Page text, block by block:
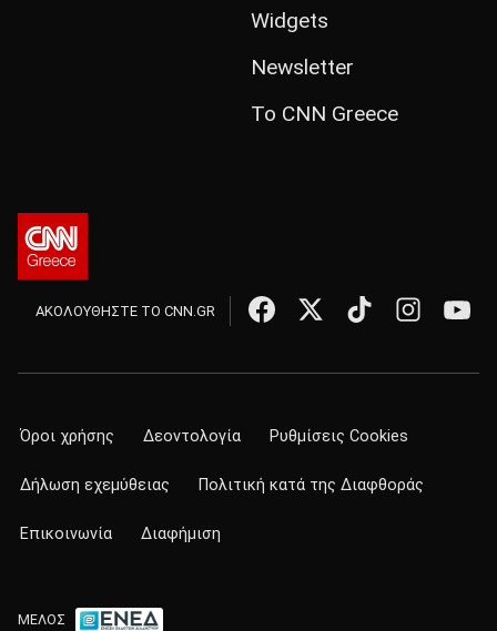
Widgets
Newsletter
Το CNN Greece
ΑΚΟΛΟΥΘΗΣΤΕ ΤΟ CNN.GR
Όροι χρήσης Δεοντολογία Ρυθμίσεις Cookies
Δήλωση εχεμύθειας Πολιτική κατά της Διαφθοράς
Επικοινωνία Διαφήμιση
ΜΕΛΟΣ